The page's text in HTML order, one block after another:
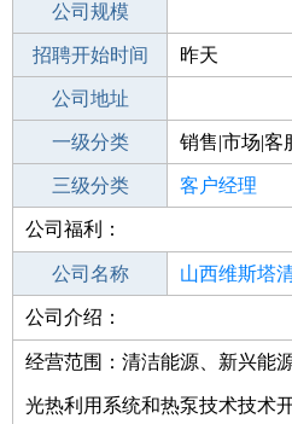
工作地点
公司规模
公司电话
招聘开始时间 昨天
招聘结束时间
公司地址
一级分类 销售|市场|客
二级分类 销售
三级分类 客户经理
其他行业
公司福利：
公司名称 山西维斯塔
公司类型
股)
公司介绍：
经营范围：清洁能源、新兴能
光热利用系统和热泵技术技术